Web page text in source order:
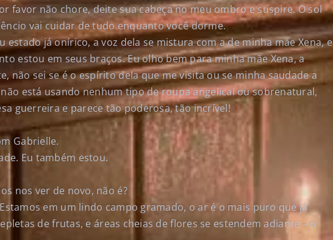
favor não chore, deite sua cabeça no meu ombro e suspire. O sol
vai cuidar de tudo enquanto você dorme.
estado já onírico, a voz dela se mistura com a de minha mãe Xena, e
estou em seus braços. Eu olho bem para minha mãe Xena, a
não sei se é o espírito dela que me visita ou se minha saudade a
está usando nenhum tipo de roupa angelical ou sobrenatural,
guerreira e parece tão poderosa, tão incrível!
Gabrielle.
Eu também estou.
nos ver de novo, não é?
em um lindo campo gramado, o ar é o mais puro que já
de frutas, e áreas cheias de flores se estendem adiante – o